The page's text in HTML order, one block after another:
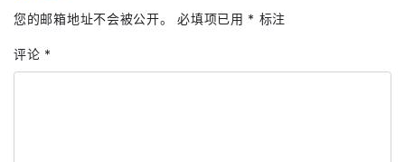
您的邮箱地址不会被公开。 必填项已用 * 标注
评论 *